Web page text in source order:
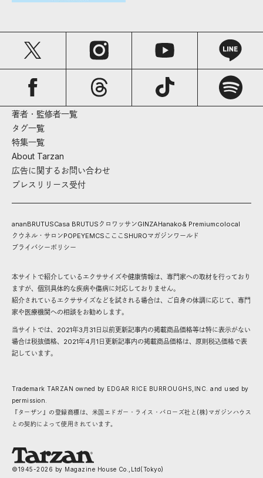
著者・監修者一覧
タグ一覧
特集一覧
About Tarzan
広告に関するお問い合わせ
プレスリリース受付
ananBRUTUSCasa BRUTUS クロワッサンGINZAHanako& Premiumcolocal
クウネル・サロンPOPEYEMCS こここ SHUROマガジンワールド
プライバシーポリシー
本サイトで紹介しているエクササイズや健康情報は、専門家への取材を行っており
ますが、個別具体的な疾病や傷病に対応しておりません。
紹介されているエクササイズなどを試される場合は、ご自身の体調に応じて、専門
家や医療機関への相談をお勧めします。
当サイトでは、2021年3月31日以前更新記事内の掲載商品価格等は特に表示がない
場合は税抜価格、2021年4月1日更新記事内の掲載商品価格は、原則税込価格で表
記しています。
Trademark TARZAN owned by EDGAR RICE BURROUGHS,INC. and used by
permission.
『ターザン』の登録商標は、米国エドガー・ライス・バローズ社と(株)マガジンハウス
との契約によって使用されています。
©1945-2026 by Magazine House Co.,Ltd(Tokyo)